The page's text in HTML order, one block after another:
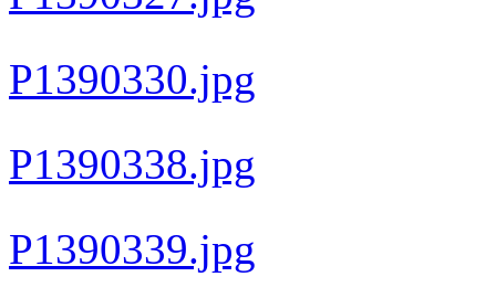
P1390330.jpg
P1390338.jpg
P1390339.jpg